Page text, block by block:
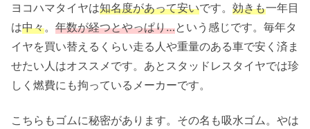
ヨコハマタイヤは知名度があって安いです。 効きも一年目
は中々。 年数が経つとやっぱり…という感じです。毎年タ
イヤを買い替えるくらい走る人や重量のある車で安く済ま
せたい人はオススメです。あとスタッドレスタイヤでは珍
しく燃費にも拘っているメーカーです。
こちらもゴムに秘密があります。その名も吸水ゴム。やは